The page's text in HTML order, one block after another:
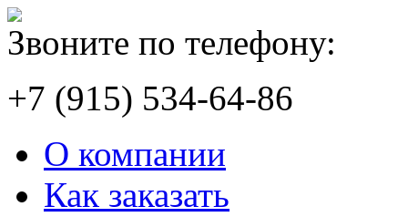
Звоните по телефону:
+7 (915) 534-64-86
О компании
Как заказать